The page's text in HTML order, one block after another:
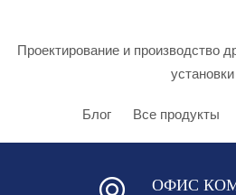
Проектирование и производство
установки
Блог Все продукты
ОФИС